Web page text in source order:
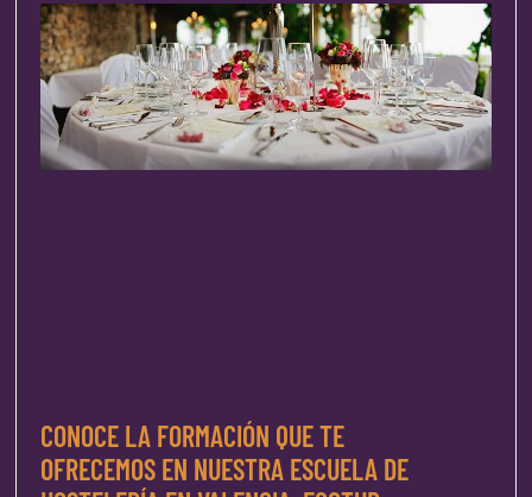
CONOCE LA FORMACIÓN QUE TE
OFRECEMOS EN NUESTRA ESCUELA DE